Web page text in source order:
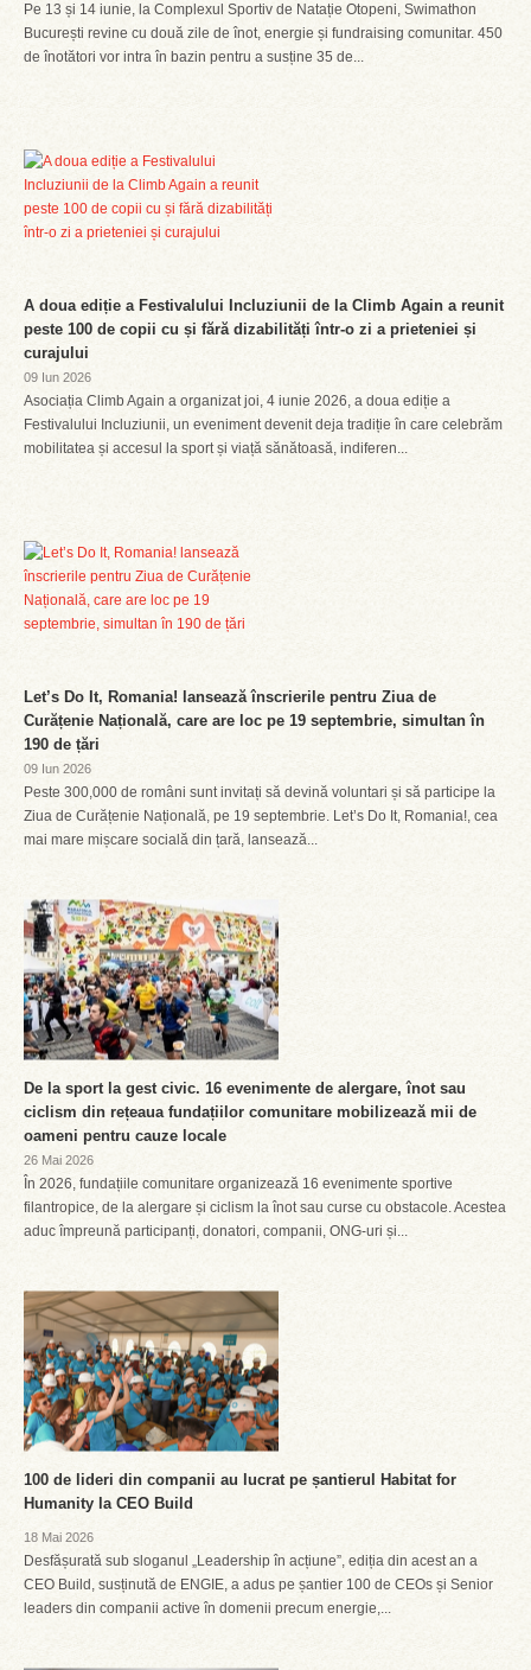
Pe 13 și 14 iunie, la Complexul Sportiv de Natație Otopeni, Swimathon
București revine cu două zile de înot, energie și fundraising comunitar. 450
de înotători vor intra în bazin pentru a susține 35 de...
A doua ediție a Festivalului Incluziunii de la Climb Again a reunit
peste 100 de copii cu și fără dizabilități într-o zi a prieteniei și
curajului
09 Iun 2026
Asociația Climb Again a organizat joi, 4 iunie 2026, a doua ediție a
Festivalului Incluziunii, un eveniment devenit deja tradiție în care celebrăm
mobilitatea și accesul la sport și viață sănătoasă, indiferen...
Let’s Do It, Romania! lansează înscrierile pentru Ziua de
Curățenie Națională, care are loc pe 19 septembrie, simultan în
190 de țări
09 Iun 2026
Peste 300,000 de români sunt invitați să devină voluntari și să participe la
Ziua de Curățenie Națională, pe 19 septembrie. Let’s Do It, Romania!, cea
mai mare mișcare socială din țară, lansează...
De la sport la gest civic. 16 evenimente de alergare, înot sau
ciclism din rețeaua fundațiilor comunitare mobilizează mii de
oameni pentru cauze locale
26 Mai 2026
În 2026, fundațiile comunitare organizează 16 evenimente sportive
filantropice, de la alergare și ciclism la înot sau curse cu obstacole. Acestea
aduc împreună participanți, donatori, companii, ONG-uri și...
100 de lideri din companii au lucrat pe șantierul Habitat for
Humanity la CEO Build
18 Mai 2026
Desfășurată sub sloganul „Leadership în acțiune”, ediția din acest an a
CEO Build, susținută de ENGIE, a adus pe șantier 100 de CEOs și Senior
leaders din companii active în domenii precum energie,...